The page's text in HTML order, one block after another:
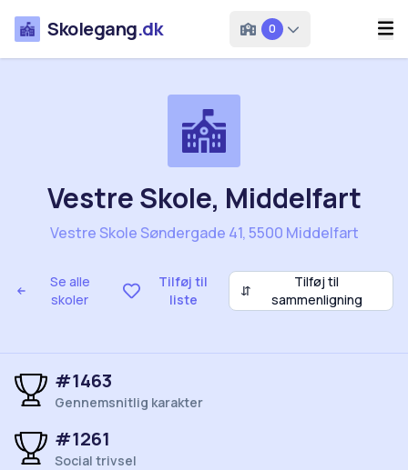
Skolegang.dk 0
Se alle
skoler
Tilføj til
liste
⇵
Tilføj til
sammenligning
Vestre Skole, Middelfart
Vestre Skole Søndergade 41, 5500 Middelfart
#1463
Gennemsnitlig karakter
#1261
Social trivsel